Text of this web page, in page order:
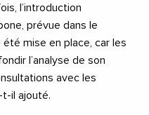
l’introduction
prévue dans le
été mise en place, car les
l’analyse de son
avec les
il ajouté.